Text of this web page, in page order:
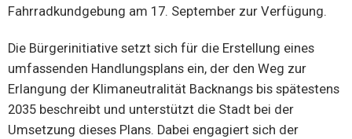
Fahrradkundgebung am 17. September zur Verfügung.
Die Bürgerinitiative setzt sich für die Erstellung eines
umfassenden Handlungsplans ein, der den Weg zur
Erlangung der Klimaneutralität Backnangs bis spätestens
2035 beschreibt und unterstützt die Stadt bei der
Umsetzung dieses Plans. Dabei engagiert sich der